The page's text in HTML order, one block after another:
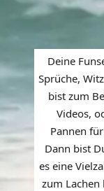
Deine
Sprüche,
bist zum
Videos,
Pannen
Dann bist
es eine
zum